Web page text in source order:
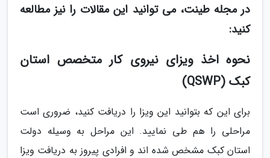
در مجله طینت، می توانید این مقالات را نیز مطالعه
کنید:
نحوه اخذ ویزای نیروی کار متخصص استان
کبک (QSWP)
برای این که بتوانید این ویزا را دریافت کنید، ضروری است
مراحلی را هم طی نمایید. این مراحل به وسیله دولت
استان کبک مشخص شده اند و افرادی پیروز به دریافت ویزا